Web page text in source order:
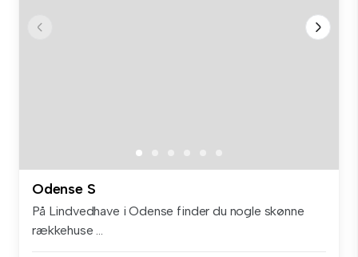
Odense S
På Lindvedhave i Odense finder du nogle skønne
rækkehuse ...